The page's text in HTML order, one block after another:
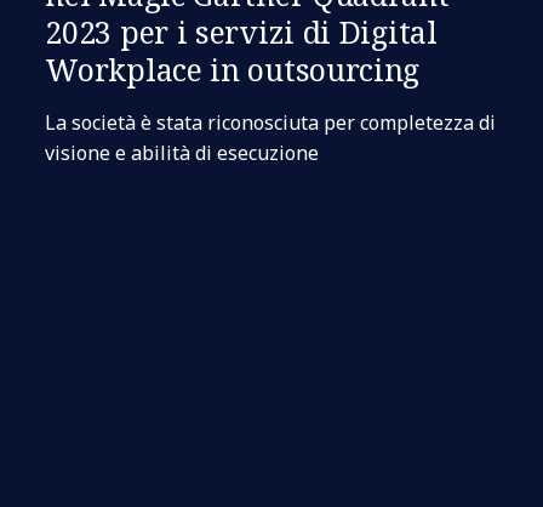
2023 per i servizi di Digital
Workplace in outsourcing
La società è stata riconosciuta per completezza di
visione e abilità di esecuzione